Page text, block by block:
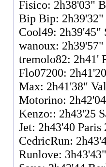
Fisico: 2h38'03"
Bip Bip:
Cool49: 2h39'45"
wanoux:
tremolo82: 2h41'
Flo07200:
Max: 2h41'38"
Motorino:
Kenzo:: 2h43'25
Jet: 2h43'40 Paris
CedricRun:
Runlove: